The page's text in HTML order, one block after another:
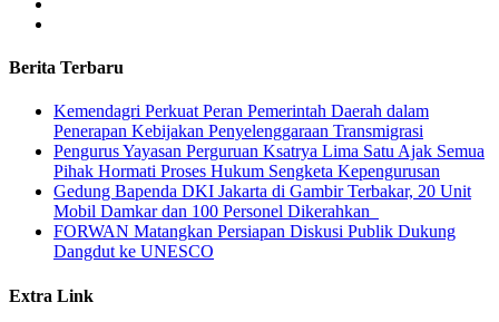
Berita Terbaru
Kemendagri Perkuat Peran Pemerintah Daerah dalam
Penerapan Kebijakan Penyelenggaraan Transmigrasi
Pengurus Yayasan Perguruan Ksatrya Lima Satu Ajak Semua
Pihak Hormati Proses Hukum Sengketa Kepengurusan
Gedung Bapenda DKI Jakarta di Gambir Terbakar, 20 Unit
Mobil Damkar dan 100 Personel Dikerahkan
FORWAN Matangkan Persiapan Diskusi Publik Dukung
Dangdut ke UNESCO
Extra Link